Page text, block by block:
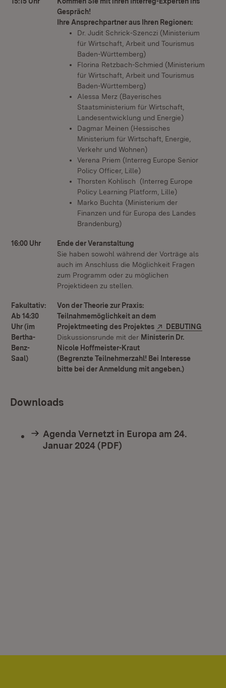
Gespräch!
Ihre Ansprechpartner aus Ihren Regionen:
Dr. Judit Schrick-Szenczi (Ministerium
für Wirtschaft, Arbeit und Tourismus
Baden-Württemberg)
Florina Retzbach-Schmied (Ministerium
für Wirtschaft, Arbeit und Tourismus
Baden-Württemberg)
Alessa Merz (Bayerisches
Staatsministerium für Wirtschaft,
Landesentwicklung und Energie)
Dagmar Meinen (Hessisches
Ministerium für Wirtschaft, Energie,
Verkehr und Wohnen)
Verena Priem (Interreg Europe Senior
Policy Officer, Lille)
Thorsten Kohlisch (Interreg Europe
Policy Learning Platform, Lille)
Marko Buchta (Ministerium der
Finanzen und für Europa des Landes
Brandenburg)
16:00 Uhr
Ende der Veranstaltung
Sie haben sowohl während der Vorträge als
auch im Anschluss die Möglichkeit Fragen
zum Programm oder zu möglichen
Projektideen zu stellen.
Fakultativ:
Ab 14:30
Uhr (im
Bertha-
Benz-
Saal)
Von der Theorie zur Praxis:
Teilnahmemöglichkeit an dem
Projektmeeting des Projektes
Extern:
DEBUTING(Öffnet
Diskussionsrunde mit der Ministerin Dr.
Nicole Hoffmeister-Kraut
(Begrenzte Teilnehmerzahl! Bei Interesse
bitte bei der Anmeldung mit angeben.)
Downloads
Agenda Vernetzt in Europa am 24.
Januar 2024 (PDF)